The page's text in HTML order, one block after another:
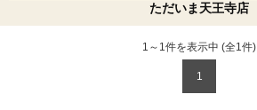
ただいま天王寺店
1～1件を表示中 (全1件)
1